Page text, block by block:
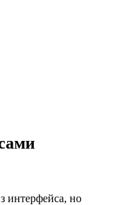
интерфейса, но